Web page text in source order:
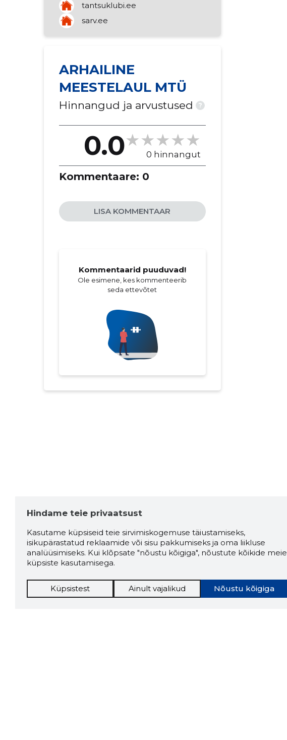
tantsuklubi.ee
sarv.ee
ARHAILINE
MEESTELAUL MTÜ
Hinnangud ja arvustused ?
0.0 0 hinnangut
Kommentaare: 0
LISA KOMMENTAAR
Kommentaarid puuduvad!
Ole esimene, kes kommenteerib
seda ettevõtet
Hindame teie privaatsust
Kasutame küpsiseid teie sirvimiskogemuse täiustamiseks,
isikupärastatud reklaamide või sisu pakkumiseks ja oma liikluse
analüüsimiseks. Kui klõpsate "nõustu kõigiga", nõustute kõikide meie
küpsiste kasutamisega.
Nõustu kõigiga
Küpsistest Ainult vajalikud